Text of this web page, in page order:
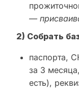
—
2) Собрать
паспорта,
за 3
есть),